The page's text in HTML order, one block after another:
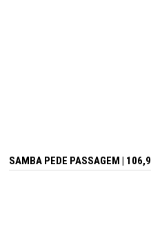
SAMBA PEDE PASSAGEM |